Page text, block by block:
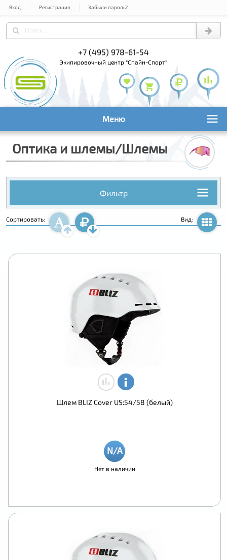
Вход Регистрация Забыли пароль?
+7 (495) 978-61-54
экипировочный центр "Спайн-Спорт"
Меню
Оптика и шлемы/Шлемы
Фильтр
Сортировать: Вид:
Шлем BLIZ Cover US:54/58 (белый)
Нет в наличии